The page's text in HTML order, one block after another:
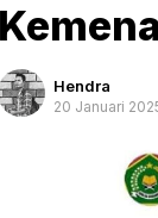
Hendra
20 Januari